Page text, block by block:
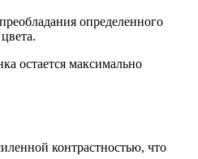
определенного
остается максимально
контрастностью, что